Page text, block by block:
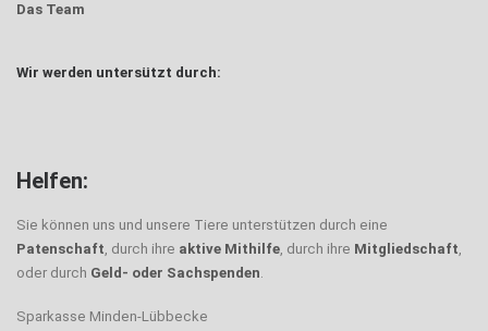
Das Team
Wir werden untersützt durch:
Helfen:
Sie können uns und unsere Tiere unterstützen durch eine
Patenschaft, durch ihre aktive Mithilfe, durch ihre Mitgliedschaft,
oder durch Geld- oder Sachspenden.
Sparkasse Minden-Lübbecke